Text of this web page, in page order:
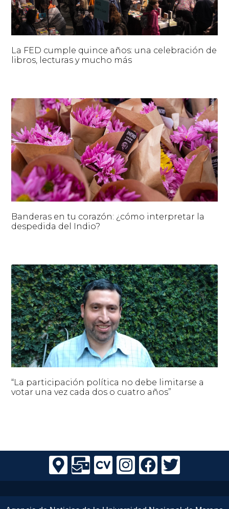
La FED cumple quince años: una celebración de
libros, lecturas y mucho más
Banderas en tu corazón: ¿cómo interpretar la
despedida del Indio?
“La participación política no debe limitarse a
votar una vez cada dos o cuatro años”